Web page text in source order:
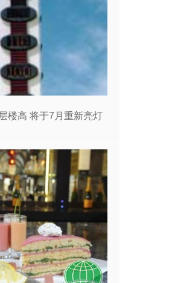
楼高 将于7月重新亮灯